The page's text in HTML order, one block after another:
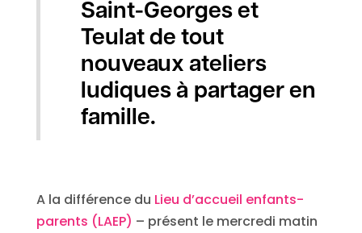
Saint-Georges et
Teulat de tout
nouveaux ateliers
ludiques à partager en
famille.
A la différence du Lieu d’accueil enfants-
parents (LAEP) – présent le mercredi matin